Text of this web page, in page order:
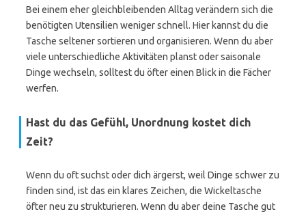
Bei einem eher gleichbleibenden Alltag verändern sich die
benötigten Utensilien weniger schnell. Hier kannst du die
Tasche seltener sortieren und organisieren. Wenn du aber
viele unterschiedliche Aktivitäten planst oder saisonale
Dinge wechseln, solltest du öfter einen Blick in die Fächer
werfen.
Hast du das Gefühl, Unordnung kostet dich
Zeit?
Wenn du oft suchst oder dich ärgerst, weil Dinge schwer zu
finden sind, ist das ein klares Zeichen, die Wickeltasche
öfter neu zu strukturieren. Wenn du aber deine Tasche gut